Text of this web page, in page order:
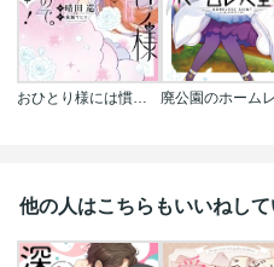
おひとり様には慣れましたので｡ 婚約者放置中!
他の人はこちらもいいねし